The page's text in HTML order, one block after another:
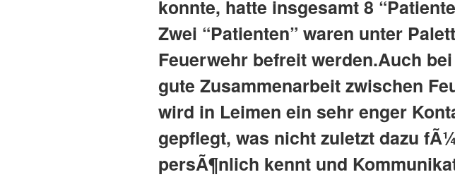
konnte, hatte insgesamt 8
Zwei “Patienten” waren unter
Feuerwehr befreit werden.Auch
gute Zusammenarbeit zwischen
wird in Leimen ein sehr enger
gepflegt, was nicht zuletzt dazu
persÃ¶nlich kennt und